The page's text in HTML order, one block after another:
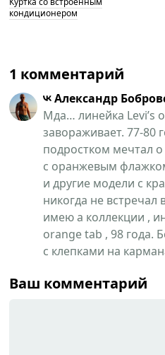
кондиционером
1 комментарий
Александр
Мда… линейка Levi’s
завораживает. 77-80
подростком мечтал о
с оранжевым
и другие модели с
никогда не встречал
имею а коллекции ,
orange tab , 98 года.
с клепками на
Ваш комментарий